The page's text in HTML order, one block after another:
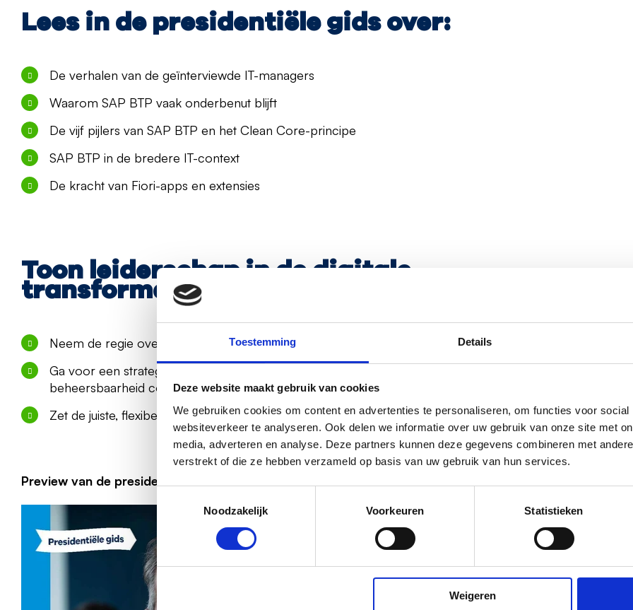
Toestemming Details
Deze website maakt gebruik van cookies
We gebruiken cookies om content en advertenties te personaliseren, om functies voor
websiteverkeer te analyseren. Ook delen we informatie over uw gebruik van onze site met
media, adverteren en analyse. Deze partners kunnen deze gegevens combineren met
verstrekt of die ze hebben verzameld op basis van uw gebruik van hun services.
Noodzakelijk
Voorkeuren Statistieken
Weigeren
Lees in de presidentiële gids over:
De verhalen van de geïnterviewde IT-managers
Waarom SAP BTP vaak onderbenut blijft
De vijf pijlers van SAP BTP en het Clean Core-principe
SAP BTP in de bredere IT-context
De kracht van Fiori-apps en extensies
Toon leiderschap in de digitale
transformatie:
Neem de regie over innovatie en groei
Ga voor een strategische aanpak die flexibiliteit, innovatie en
beheersbaarheid combineert
Zet de juiste, flexibele IT-expertise in op het juiste moment
Preview van de presidentiële gids